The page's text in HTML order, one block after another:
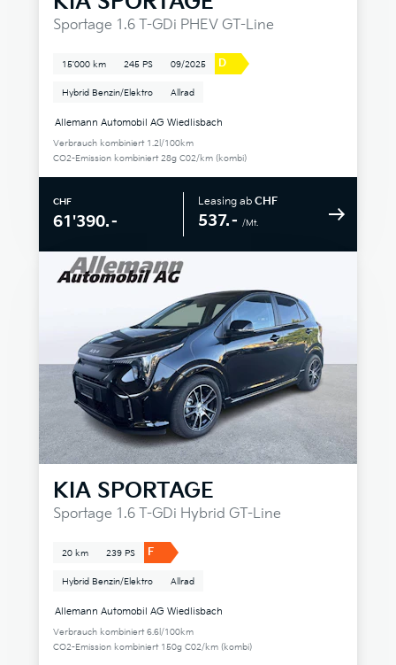
Sportage 1.6 T-GDi PHEV GT-Line
15'000 km 245 PS 09/2025 D
Hybrid Benzin/Elektro Allrad
Allemann Automobil AG Wiedlisbach
Verbrauch kombiniert 1.2l/100km
CO2-Emission kombiniert 28g C02/km (kombi)
CHF
61'390.–
Leasing ab CHF
537.– /Mt.
KIA SPORTAGE
Sportage 1.6 T-GDi Hybrid GT-Line
20 km 239 PS F
Hybrid Benzin/Elektro Allrad
Allemann Automobil AG Wiedlisbach
Verbrauch kombiniert 6.6l/100km
CO2-Emission kombiniert 150g C02/km (kombi)